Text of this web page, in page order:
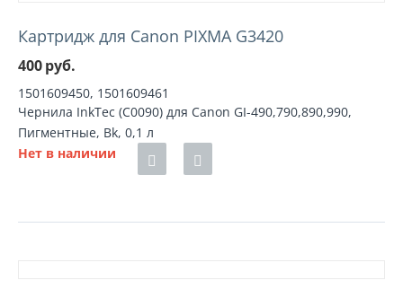
Картридж для Canon PIXMA G3420
400руб.
1501609450, 1501609461
Чернила InkTec (C0090) для Canon GI-490,790,890,990,
Пигментные, Bk, 0,1 л
Нет в наличии